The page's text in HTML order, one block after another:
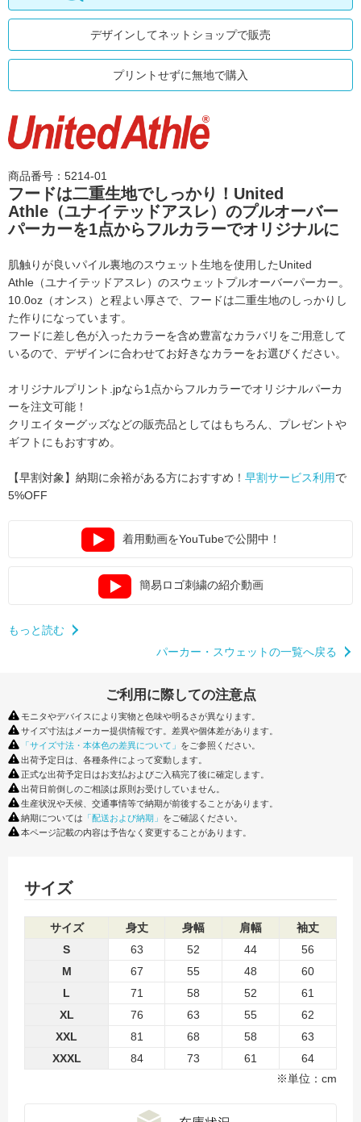
デザインしてネットショップで販売
プリントせずに無地で購入
商品番号：5214-01
フードは二重生地でしっかり！United
Athle（ユナイテッドアスレ）のプルオーバー
パーカーを1点からフルカラーでオリジナルに
肌触りが良いパイル裏地のスウェット生地を使用したUnited
Athle（ユナイテッドアスレ）のスウェットプルオーバーパーカー。
10.0oz（オンス）と程よい厚さで、フードは二重生地のしっかりし
た作りになっています。
フードに差し色が入ったカラーを含め豊富なカラバリをご用意して
いるので、 デザインに合わせてお好きなカラーをお選びください。
オリジナルプリント.jpなら1点からフルカラーでオリジナルパーカ
ーを注文可能！
クリエイターグッズなどの販売品としてはもちろん、プレゼントや
ギフトにもおすすめ。
【早割対象】納期に余裕がある方におすすめ！ 早割サービス利用で
5%OFF
着用動画をYouTubeで公開中！
簡易ロゴ刺繍の紹介動画
もっと読む
パーカー・スウェットの一覧へ戻る
ご利用に際しての注意点
モニタやデバイスにより実物と色味や明るさが異なります。
サイズ寸法はメーカー提供情報です。差異や個体差があります。
「サイズ寸法・本体色の差異について」 をご参照ください。
出荷予定日は、各種条件によって変動します。
正式な出荷予定日はお支払およびご入稿完了後に確定します。
出荷日前倒しのご相談は原則お受けしていません。
生産状況や天候、交通事情等で納期が前後することがあります。
納期については 「配送および納期」 をご確認ください。
本ページ記載の内容は予告なく変更することがあります。
サイズ
サイズ 身丈 身幅 肩幅
袖丈
S
63 52 44
56
M
67 55 48
60
L
71 58 52
61
XL
76 63 55
62
XXL
81 68 58
63
XXXL
84 73 61
64
※単位：cm